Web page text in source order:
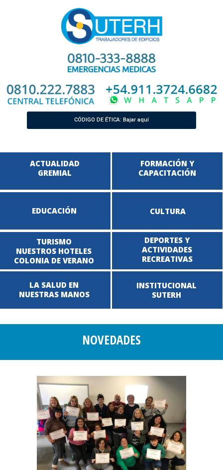
CÓDIGO DE ÉTICA: Bajar aquí
ACTUALIDAD
GREMIAL
EDUCACIÓN CULTURA
TURISMO
NUESTROS HOTELES
COLONIA DE VERANO
DEPORTES Y
ACTIVIDADES
RECREATIVAS
LA SALUD EN
NUESTRAS MANOS
INSTITUCIONAL
SUTERH
FORMACIÓN Y
CAPACITACIÓN
NOVEDADES